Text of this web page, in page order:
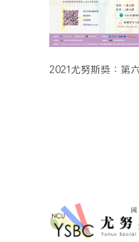
2021尤努斯獎：第